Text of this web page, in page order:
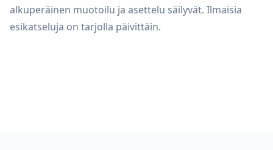
alkuperäinen muotoilu ja asettelu säilyvät. Ilmaisia
esikatseluja on tarjolla päivittäin.